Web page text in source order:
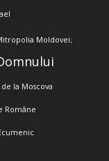
Moldovei;
la Moscova
Române